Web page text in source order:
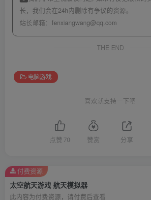
长，我们会在24h内删除有争议的资源。
站长邮箱： fenxiangwang@qq.com
THE END
电脑游戏
喜欢就支持一下吧
点赞 70 赞赏 分享
太空航天游戏 航天模拟器
此内容为付费资源，请付费后查看
付费资源